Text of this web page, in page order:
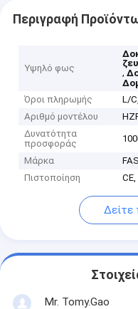
Περιγραφή
Υψηλό φως
,
Όροι πληρωμής
L/
Αριθμό μοντέλου
Δυνατότητα
προσφοράς
Μάρκα
Πιστοποίηση
Δείτε
Mr. Tomy.Gao